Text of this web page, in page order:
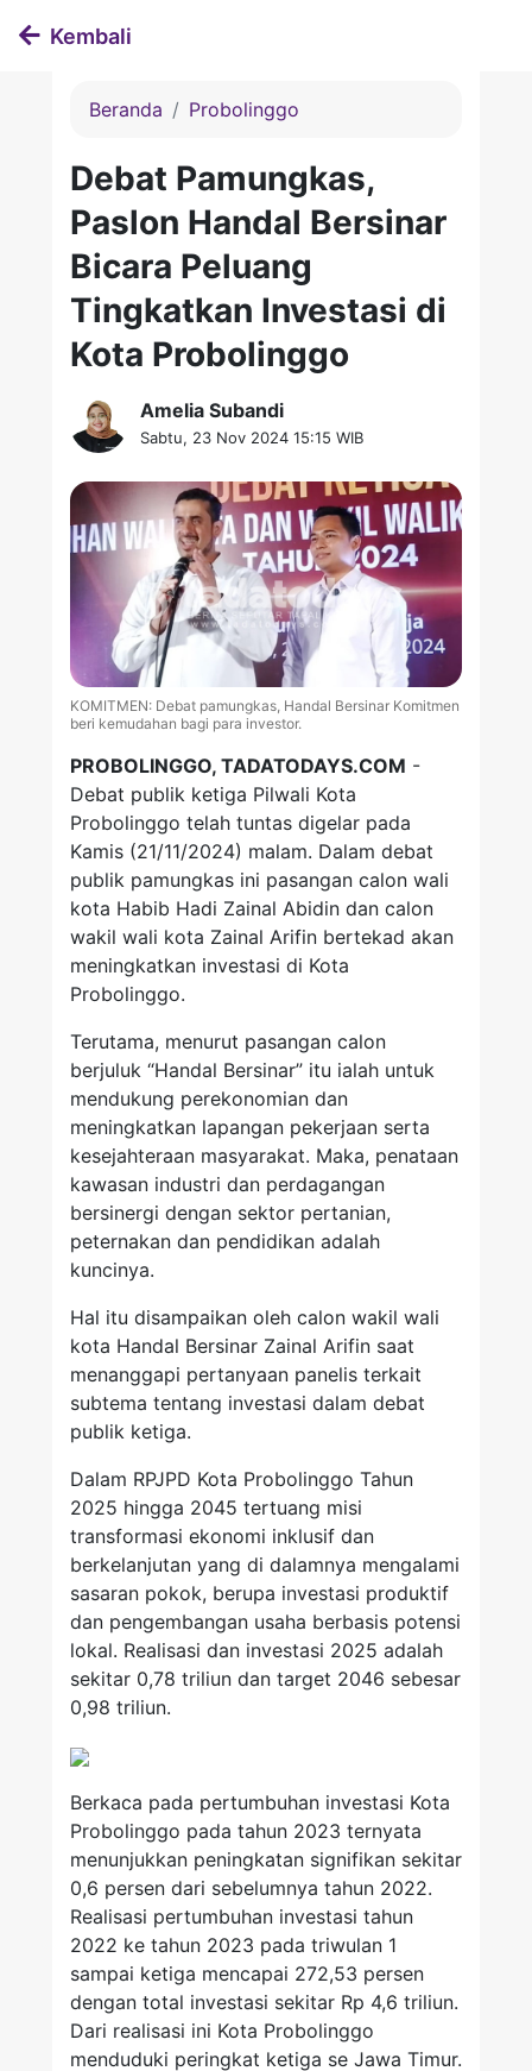
Kembali
Beranda Probolinggo
Debat Pamungkas,
Paslon Handal Bersinar
Bicara Peluang
Tingkatkan Investasi di
Kota Probolinggo
Amelia Subandi
Sabtu, 23 Nov 2024 15:15 WIB
KOMITMEN: Debat pamungkas, Handal Bersinar Komitmen
beri kemudahan bagi para investor.
PROBOLINGGO, TADATODAYS.COM -
Debat publik ketiga Pilwali Kota
Probolinggo telah tuntas digelar pada
Kamis (21/11/2024) malam. Dalam debat
publik pamungkas ini pasangan calon wali
kota Habib Hadi Zainal Abidin dan calon
wakil wali kota Zainal Arifin bertekad akan
meningkatkan investasi di Kota
Probolinggo.
Terutama, menurut pasangan calon
berjuluk “Handal Bersinar” itu ialah untuk
mendukung perekonomian dan
meningkatkan lapangan pekerjaan serta
kesejahteraan masyarakat. Maka, penataan
kawasan industri dan perdagangan
bersinergi dengan sektor pertanian,
peternakan dan pendidikan adalah
kuncinya.
Hal itu disampaikan oleh calon wakil wali
kota Handal Bersinar Zainal Arifin saat
menanggapi pertanyaan panelis terkait
subtema tentang investasi dalam debat
publik ketiga.
Dalam RPJPD Kota Probolinggo Tahun
2025 hingga 2045 tertuang misi
transformasi ekonomi inklusif dan
berkelanjutan yang di dalamnya mengalami
sasaran pokok, berupa investasi produktif
dan pengembangan usaha berbasis potensi
lokal. Realisasi dan investasi 2025 adalah
sekitar 0,78 triliun dan target 2046 sebesar
0,98 triliun.
Berkaca pada pertumbuhan investasi Kota
Probolinggo pada tahun 2023 ternyata
menunjukkan peningkatan signifikan sekitar
0,6 persen dari sebelumnya tahun 2022.
Realisasi pertumbuhan investasi tahun
2022 ke tahun 2023 pada triwulan 1
sampai ketiga mencapai 272,53 persen
dengan total investasi sekitar Rp 4,6 triliun.
Dari realisasi ini Kota Probolinggo
menduduki peringkat ketiga se Jawa Timur.